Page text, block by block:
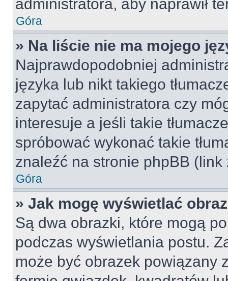
administratora, aby naprawił
Góra
» Na liście nie ma mojego
Najprawdopodobniej
języka lub nikt takiego
zapytać administratora czy
interesuje a jeśli takie
spróbować wykonać takie
znaleźć na stronie phpBB
Góra
» Jak mogę wyświetlać
Są dwa obrazki, które mogą
podczas wyświetlania postu.
może być obrazek powiązany